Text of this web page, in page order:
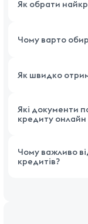
Як обрати
Чому варто
Як швидко
Які документи
кредиту онлайн
Чому важливо
кредитів?